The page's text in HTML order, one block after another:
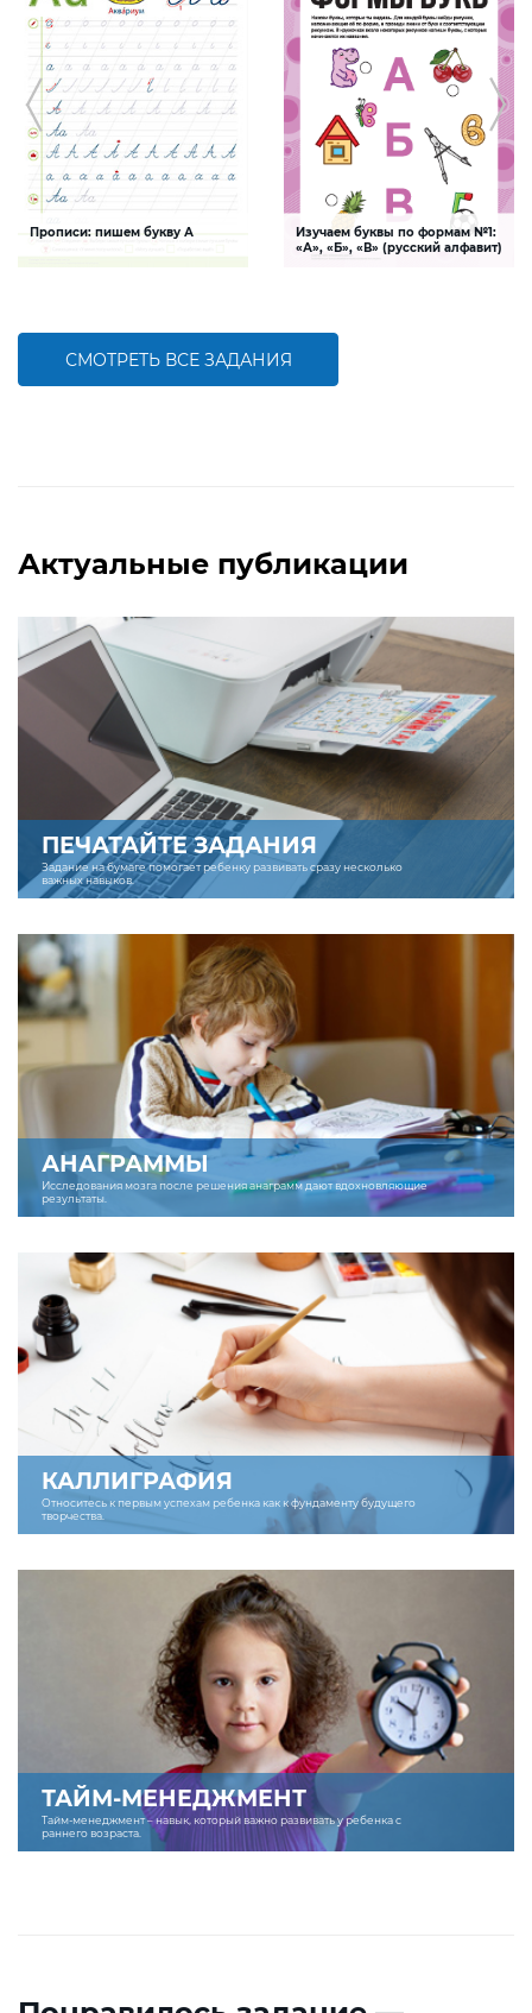
Прописи: пишем букву А
Изучаем буквы по формам №1:
«А», «Б», «В» (русский алфавит)
навыки письма
СМОТРЕТЬ ВСЕ ЗАДАНИЯ
Актуальные публикации
ПЕЧАТАЙТЕ ЗАДАНИЯ
Задание на бумаге помогает ребенку развивать сразу несколько
важных навыков.
АНАГРАММЫ
Исследования мозга после решения анаграмм дают вдохновляющие
результаты.
КАЛЛИГРАФИЯ
Относитесь к первым успехам ребенка как к фундаменту будущего
творчества.
ТАЙМ-МЕНЕДЖМЕНТ
Тайм-менеджмент – навык, который важно развивать у ребенка с
раннего возраста.